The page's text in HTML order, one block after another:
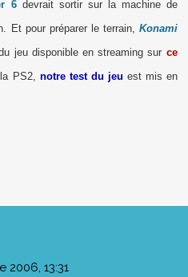
6devrait sortir sur la machine de
Et pour préparer le terrain, Konami
jeu disponible en streaming sur ce
PS2, notre test du jeu est mis en
2006, 13:31